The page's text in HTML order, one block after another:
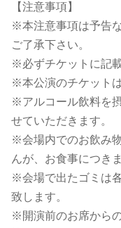
【注意事項】
※本注意事項は予告
ご了承下さい。
※必ずチケットに記
※本公演のチケット
※アルコール飲料を
せていただきます。
※会場内でのお飲み
んが、お食事につき
※会場で出たゴミは
致します。
※開演前のお席から